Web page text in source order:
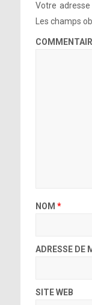
Votre
Les champs
NOM *
ADRESSE DE
SITE WEB